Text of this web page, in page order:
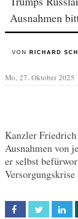
Ausnahmen
VON RICHARD
Mo, 27. Oktober 2025
Kanzler
Ausnahmen von
er selbst
Facebook Twitter